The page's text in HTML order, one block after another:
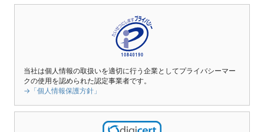
当社は個人情報の取扱いを適切に行う企業としてプライバシーマー
クの使用を認められた認定事業者です。
→「個人情報保護方針」